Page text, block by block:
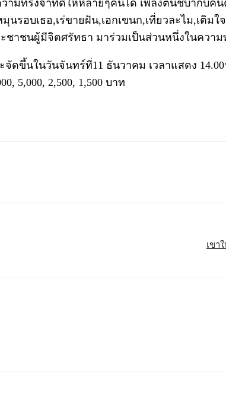
ามทรงจำที่ดีให้หลายๆคนได้ เพลงต้นชบากับค
อบเธอ,เร่ขายฝัน,เอกเขนก,เที่ยวละไม,เติม
าชนผู้มีจิตศรัทธา มาร่วมเป็นส่วนหนึ่งในควา
ดขึ้นในวันจันทร์ที่11 ธันวาคม เวลาแสดง
5,000, 2,500, 1,500 บาท
เขา